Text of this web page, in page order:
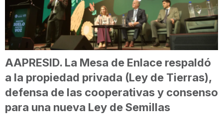
AAPRESID. La Mesa de Enlace respaldó
a la propiedad privada (Ley de Tierras),
defensa de las cooperativas y consenso
para una nueva Ley de Semillas